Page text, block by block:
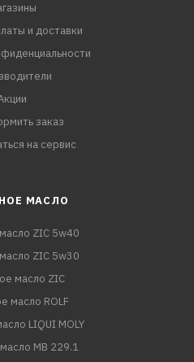
и доставки
заказ
на сервис
МАСЛО
ZIC 5w40
ZIC 5w30
масло ZIC
масло ROLF
LIQUI MOLY
MB 229.1